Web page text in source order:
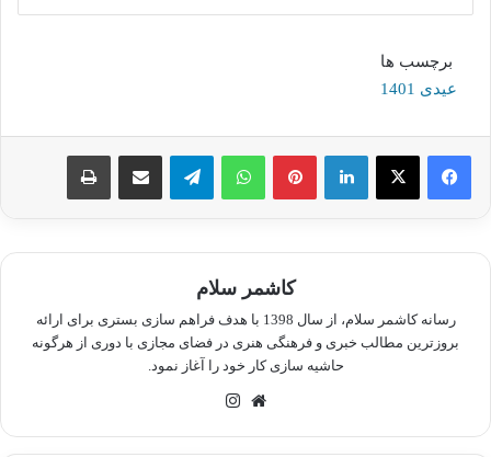
برچسب ها
عیدی 1401
لینکدین پینترستواتس آپ تلگرام اشتراک گذاری از طریق ایمیل چاپ
کاشمر سلام
رسانه کاشمر سلام، از سال 1398 با هدف فراهم سازی بستری برای ارائه
بروزترین مطالب خبری و فرهنگی هنری در فضای مجازی با دوری از هرگونه
حاشیه سازی کار خود را آغاز نمود.
وبسایت